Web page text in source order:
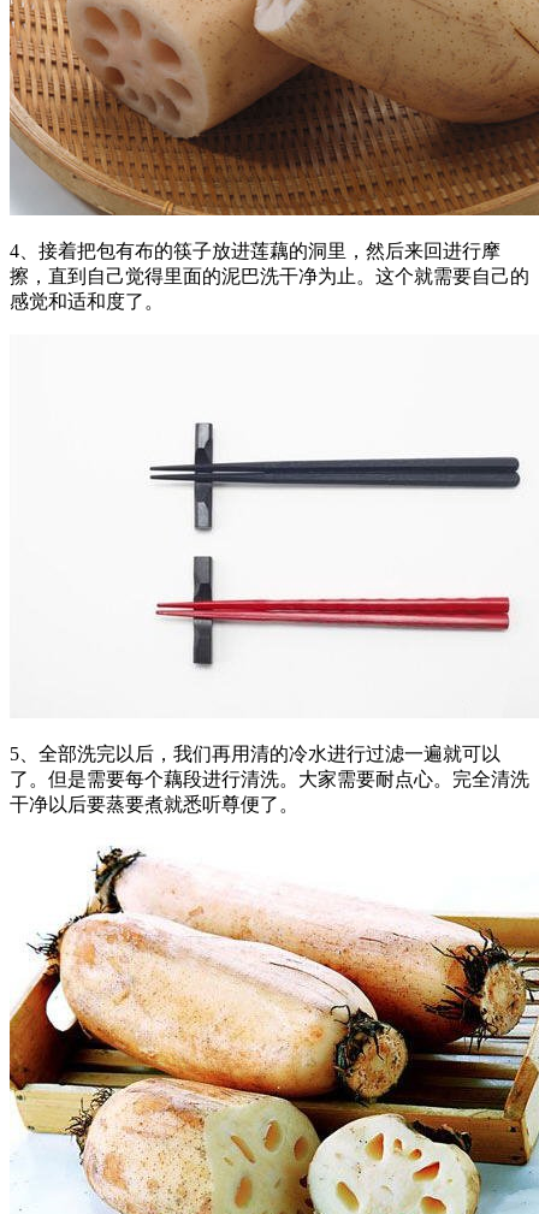
4、接着把包有布的筷子放进莲藕的洞里，然后来回进行摩
擦，直到自己觉得里面的泥巴洗干净为止。这个就需要自己的
感觉和适和度了。
5、全部洗完以后，我们再用清的冷水进行过滤一遍就可以
了。但是需要每个藕段进行清洗。大家需要耐点心。完全清洗
干净以后要蒸要煮就悉听尊便了。